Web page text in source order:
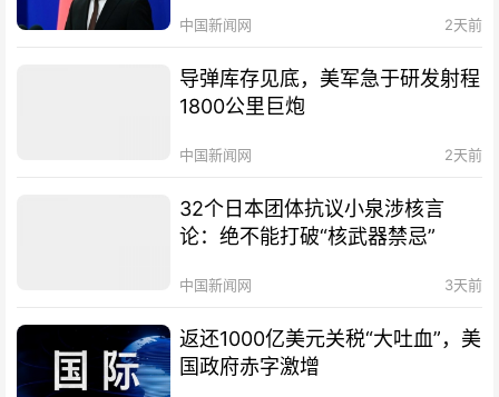
中国新闻网 2天前
导弹库存见底，美军急于研发射程
1800公里巨炮
中国新闻网 2天前
32个日本团体抗议小泉涉核言
论：绝不能打破“核武器禁忌”
中国新闻网 3天前
返还1000亿美元关税“大吐血”，美
国政府赤字激增